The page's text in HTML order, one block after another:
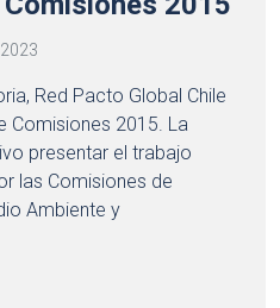
Red Pacto Global Chile
Comisiones 2015. La
presentar el trabajo
las Comisiones de
Ambiente y